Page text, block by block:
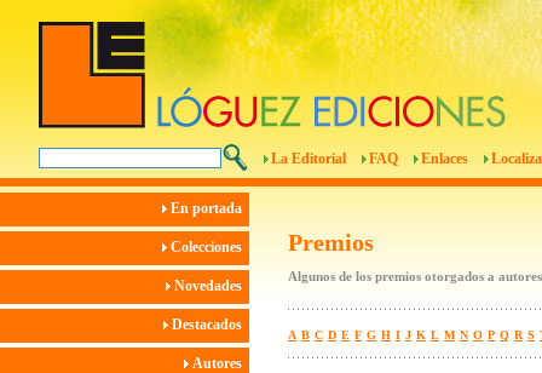
La Editorial FAQ Enlaces
En portada
Colecciones
Novedades
Destacados
Autores
Premios
Algunos de los premios otorgados a
A B C D E F G H I J K L M N O P Q R S